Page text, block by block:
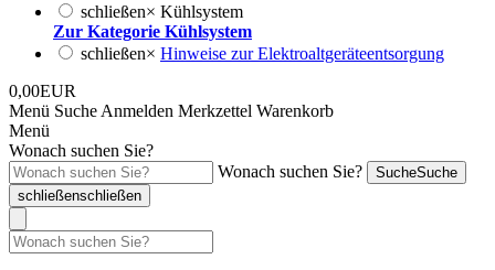
schließen× Kühlsystem
Zur Kategorie Kühlsystem
schließen× Hinweise zur Elektroaltgeräteentsorgung
0,00EUR
Menü Suche Anmelden Merkzettel Warenkorb
Menü
Wonach suchen Sie?
Wonach suchen Sie?
SucheSuche
schließenschließen